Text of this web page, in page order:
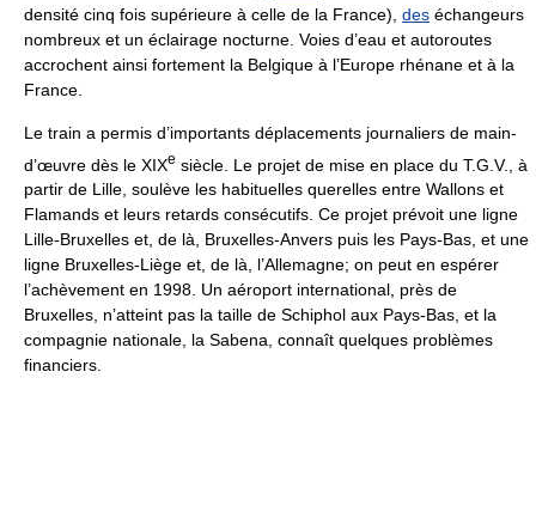
densité cinq fois supérieure à celle de la France), des échangeurs
nombreux et un éclairage nocturne. Voies d’eau et autoroutes
accrochent ainsi fortement la Belgique à l’Europe rhénane et à la
France.
Le train a permis d’importants déplacements journaliers de main-
d’œuvre dès le XIXe siècle. Le projet de mise en place du T.G.V., à
partir de Lille, soulève les habituelles querelles entre Wallons et
Flamands et leurs retards consécutifs. Ce projet prévoit une ligne
Lille-Bruxelles et, de là, Bruxelles-Anvers puis les Pays-Bas, et une
ligne Bruxelles-Liège et, de là, l’Allemagne; on peut en espérer
l’achèvement en 1998. Un aéroport international, près de
Bruxelles, n’atteint pas la taille de Schiphol aux Pays-Bas, et la
compagnie nationale, la Sabena, connaît quelques problèmes
financiers.